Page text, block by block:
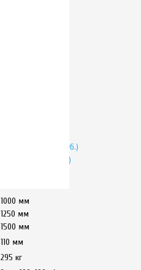
(+16 000 руб.)
(под заказ)
1000 мм
1250 мм
1500 мм
110 мм
295 кг